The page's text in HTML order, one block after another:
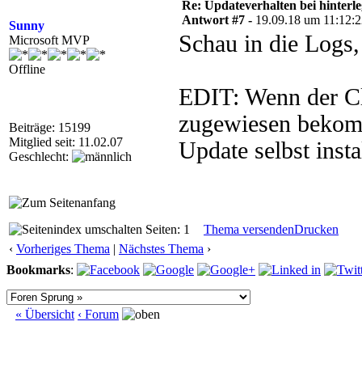
Sunny
Microsoft MVP
Offline
Beiträge: 15199
Mitglied seit: 11.02.07
Geschlecht:
Re: Updateverhalten bei
Antwort #7 - 19.09.18 um
Schau in die
EDIT: Wenn der
zugewiesen
Update selbst
Seiten: 1 Thema versendenDrucken
‹ Vorheriges Thema | Nächstes Thema ›
Bookmarks:
« Übersicht ‹ Forum